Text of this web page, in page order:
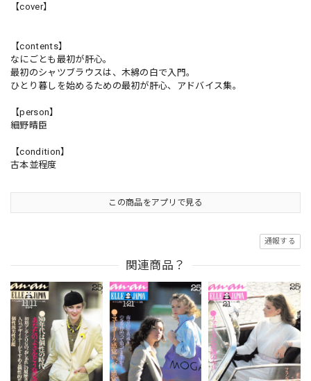
【cover】
【contents】
なにごとも最初が肝心。
最初のシャツブラウスは、木綿の白で入門。
ひとり暮しを始めるための最初が肝心、アドバイス集。
【person】
細野晴臣
【condition】
古本並程度
この商品をアプリで見る
通報する
関連商品？